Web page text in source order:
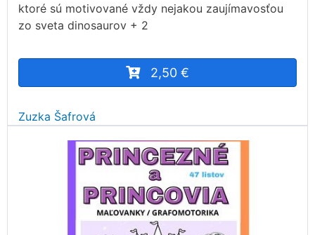
ktoré sú motivované vždy nejakou zaujímavosťou
zo sveta dinosaurov + 2
2,50 €
Zuzka Šafrová